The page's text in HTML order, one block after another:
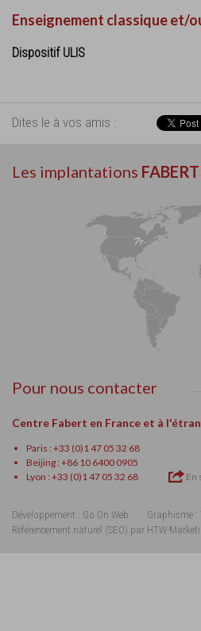
Enseignement classique et/
Dispositif ULIS
Dites le à vos amis :
Les implantations FABERT
Pour nous contacter
Centre Fabert en France et à
Paris : +33 (0)1 47 05 32 68
Beijing : +86 10 6400 0905
Lyon : +33 (0)1 47 05 32 68
En
Développement : Go On Web Graphisme :
Référencement naturel (SEO) par HTW-